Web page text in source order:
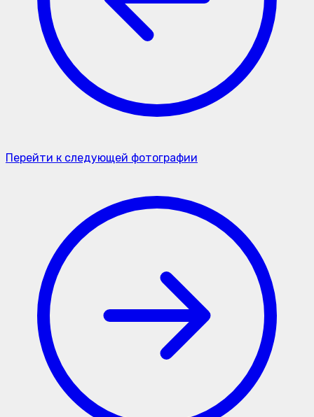
Перейти к следующей фотографии